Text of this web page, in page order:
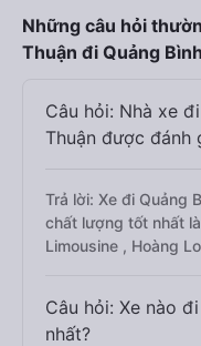
Những câu hỏi
Thuận đi Quảng Bình
Câu hỏi: Nhà xe
Thuận được đánh
Trả lời: Xe đi Quảng
chất lượng tốt nhất
Limousine , Hoàng
Câu hỏi: Xe nào
nhất?